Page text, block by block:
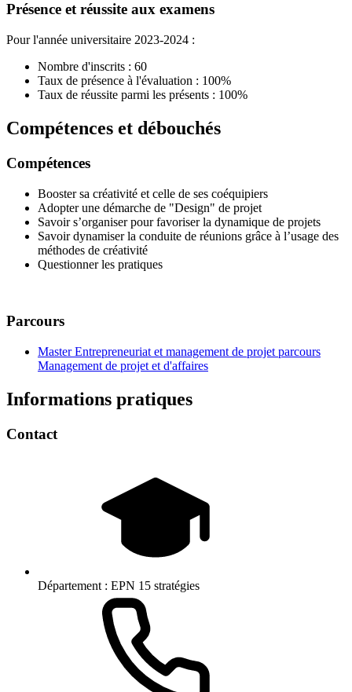
Présence et réussite aux examens
Pour l'année universitaire 2023-2024 :
Nombre d'inscrits : 60
Taux de présence à l'évaluation : 100%
Taux de réussite parmi les présents : 100%
Compétences et débouchés
Compétences
Booster sa créativité et celle de ses coéquipiers
Adopter une démarche de "Design" de projet
Savoir s’organiser pour favoriser la dynamique de projets
Savoir dynamiser la conduite de réunions grâce à l’usage des
méthodes de créativité
Questionner les pratiques
Parcours
Master Entrepreneuriat et management de projet parcours
Management de projet et d'affaires
Informations pratiques
Contact
Département : EPN 15 stratégies